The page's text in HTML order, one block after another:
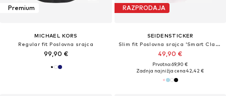
Premium
MICHAEL KORS
Regular fit Poslovna srajca
99,90 €
RAZPRODAJA
SEIDENSTICKER
Slim fit Poslovna srajca 'Smart Classics'
49,90 €
Prvotno: 69,90 €
Zadnja najnižja cena42,42 €